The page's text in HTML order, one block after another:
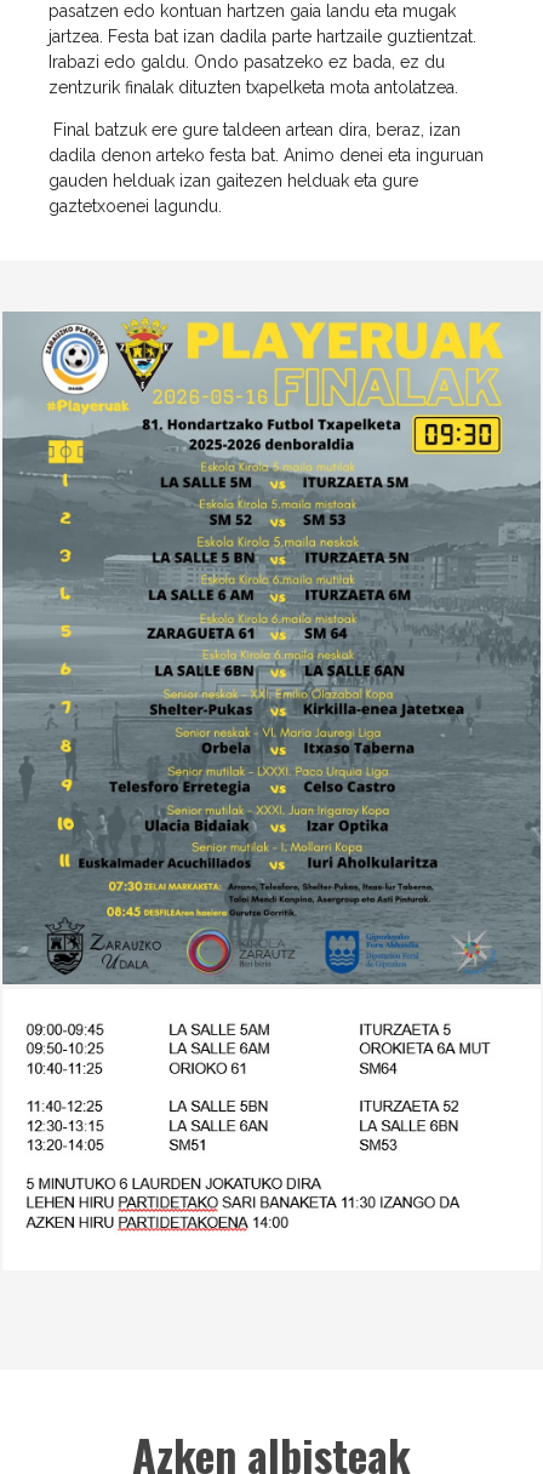
pasatzen edo kontuan hartzen gaia landu eta mugak
jartzea. Festa bat izan dadila parte hartzaile guztientzat.
Irabazi edo galdu. Ondo pasatzeko ez bada, ez du
zentzurik finalak dituzten txapelketa mota antolatzea.
Final batzuk ere gure taldeen artean dira, beraz, izan
dadila denon arteko festa bat. Animo denei eta inguruan
gauden helduak izan gaitezen helduak eta gure
gaztetxoenei lagundu.
Azken albisteak